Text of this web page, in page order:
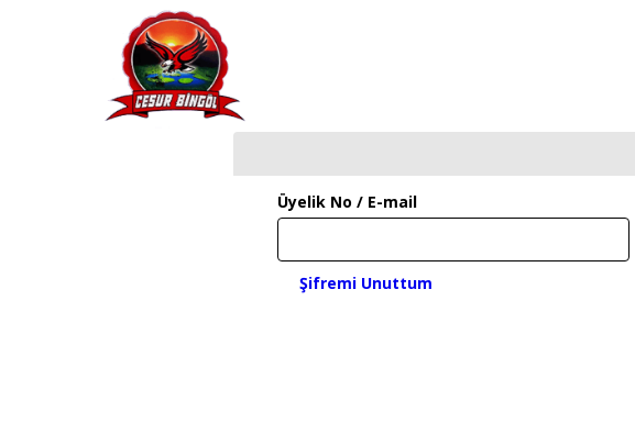
Üyelik No / E-mail
Şifremi Unuttum